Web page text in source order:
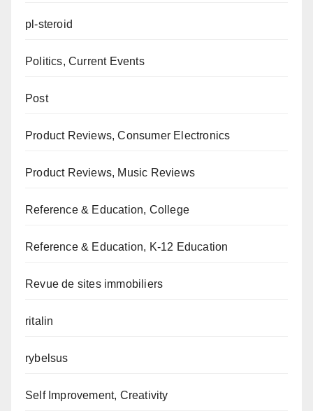
pl-steroid
Politics, Current Events
Post
Product Reviews, Consumer Electronics
Product Reviews, Music Reviews
Reference & Education, College
Reference & Education, K-12 Education
Revue de sites immobiliers
ritalin
rybelsus
Self Improvement, Creativity